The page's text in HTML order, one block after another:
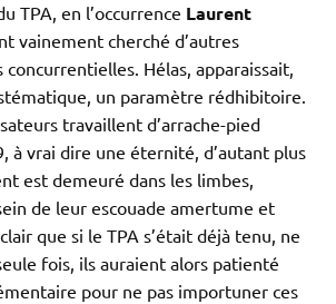
TPA, en l’occurrence Laurent
vainement cherché d’autres
concurrentielles. Hélas, apparaissait,
un paramètre rédhibitoire.
travaillent d’arrache-pied
à vrai dire une éternité, d’autant plus
est demeuré dans les limbes,
de leur escouade amertume et
que si le TPA s’était déjà tenu, ne
fois, ils auraient alors patienté
pour ne pas importuner ces